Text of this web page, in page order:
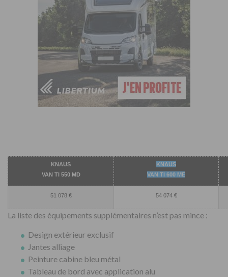
KNAUS
VAN TI 550 MD
KNAUS
VAN TI 600 ME
51 078 € 54 074 €
La liste des équipements supplémentaires n’est pas mince :
Design extérieur exclusif
Jantes alliage
Peinture cabine bleu métal
Tableau de bord avec application alu